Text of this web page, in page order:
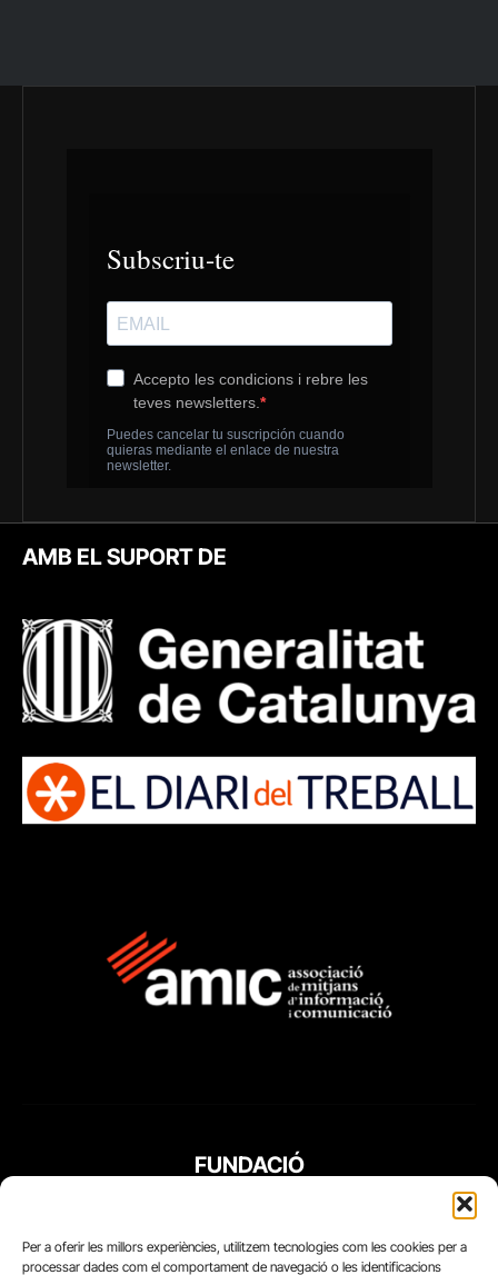
Per a oferir les millors experiències, utilitzem tecnologies com les cookies per a
processar dades com el comportament de navegació o les identificacions
AMB EL SUPORT DE
FUNDACIÓ